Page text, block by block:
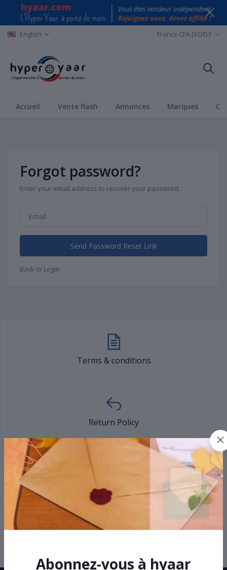
English Francs CFA (XOF) F
Accueil Vente flash Annonces Marques
Forgot password?
Enter your email address to recover your password.
Send Password Reset Link
Back to Login
Terms & conditions
Return Policy
Support Policy
Abonnez-vous à hyaar